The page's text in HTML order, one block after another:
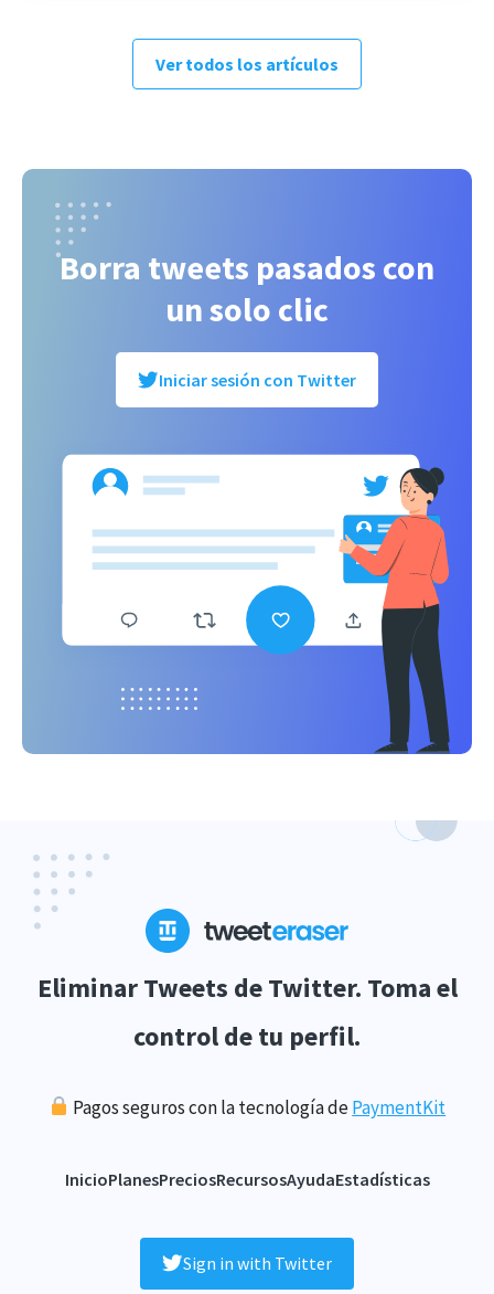
Ver todos los artículos
Borra tweets pasados con
un solo clic
Iniciar sesión con Twitter
Eliminar Tweets de Twitter. Toma el
control de tu perfil.
Pagos seguros con la tecnología dePaymentKit
InicioPlanesPreciosRecursosAyudaEstadísticas
Sign in with Twitter